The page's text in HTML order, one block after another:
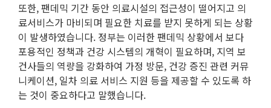
또한, 팬데믹 기간 동안 의료시설의 접근성이 떨어지고 의
료서비스가 마비되며 필요한 치료를 받지 못하게 되는 상황
이 발생하였습니다. 정부는 이러한 팬데믹 상황에서 보다
포용적인 정책과 건강 시스템의 개혁이 필요하며, 지역 보
건사들의 역량을 강화하여 가정 방문, 건강 증진 관련 커뮤
니케이션, 일차 의료 서비스 지원 등을 제공할 수 있도록 하
는 것이 중요하다고 말했습니다.